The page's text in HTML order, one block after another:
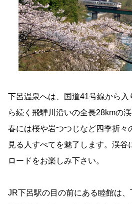
下呂温泉へは、国道41号線から
ら続く飛騨川沿いの全長28kmの渓
春には桜や岩つつじなど四季折々
見る人すべてを魅了します。渓
ロードをお楽しみ下さい。
JR下呂駅の目の前にある睦館は